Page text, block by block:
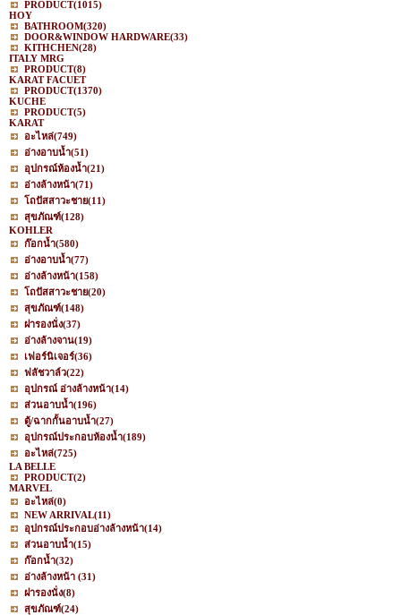
PRODUCT(1015)
HOY
BATHROOM(320)
DOOR&WINDOW HARDWARE(33)
KITHCHEN(28)
ITALY MRG
PRODUCT(8)
KARAT FACUET
PRODUCT(1370)
KUCHE
PRODUCT(5)
KARAT
อะไหล่(749)
อ่างอาบน้ำ(51)
อุปกรณ์ห้องน้ำ(21)
อ่างล้างหน้า(71)
โถปัสสาวะชาย(11)
สุขภัณฑ์(128)
KOHLER
ก๊อกน้ำ(580)
อ่างอาบน้ำ(77)
อ่างล้างหน้า(158)
โถปัสสาวะชาย(20)
สุขภัณฑ์(148)
ฝารองนั่ง(37)
อ่างล้างจาน(19)
เฟอร์นิเจอร์(36)
ฟลัชวาล์ว(22)
อุปกรณ์ อ่างล้างหน้า(14)
ส่วนอาบน้ำ(196)
ตู้/ฉากกั้นอาบน้ำ(27)
อุปกรณ์ประกอบห้องน้ำ(189)
อะไหล่(725)
LA BELLE
PRODUCT(2)
MARVEL
อะไหล่(0)
NEW ARRIVAL(11)
อุปกรณ์ประกอบอ่างล้างหน้า(14)
ส่วนอาบน้ำ(15)
ก๊อกน้ำ(32)
อ่างล้างหน้า (31)
ฝารองนั่ง(8)
สุขภัณฑ์(24)